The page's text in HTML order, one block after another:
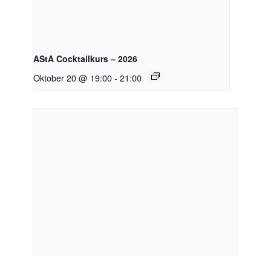
AStA Cocktailkurs – 2026
Oktober 20 @ 19:00- 21:00